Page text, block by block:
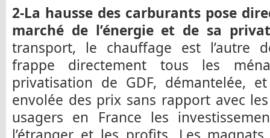
2-La hausse des carburants pose
marché de l’énergie et de sa
transport, le chauffage est l’autre
frappe directement tous les
privatisation de GDF, démantelée,
envolée des prix sans rapport avec
usagers en France les